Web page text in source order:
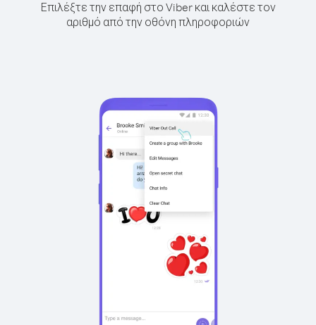
Επιλέξτε την επαφή στο Viber και καλέστε τον
αριθμό από την οθόνη πληροφοριών